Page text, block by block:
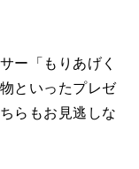
ー「もりあげく
といったプレゼ
らもお見逃しな